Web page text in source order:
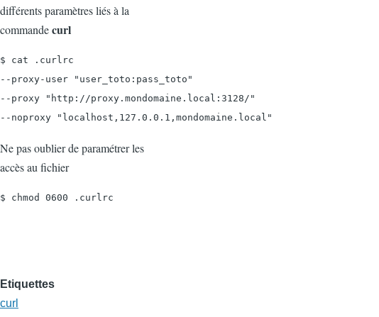
différents paramètres liés à la
commandecurl
$ cat .curlrc
--proxy-user "user_toto:pass_toto"
--proxy "http://proxy.mondomaine.local:3128/"
--noproxy "localhost,127.0.0.1,mondomaine.local"
Ne pas oublier de paramétrer les
accès au fichier
$ chmod 0600 .curlrc
Etiquettes
curl